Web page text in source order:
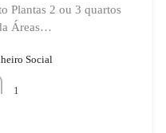
Plantas 2 ou 3 quartos
Áreas…
Social
1